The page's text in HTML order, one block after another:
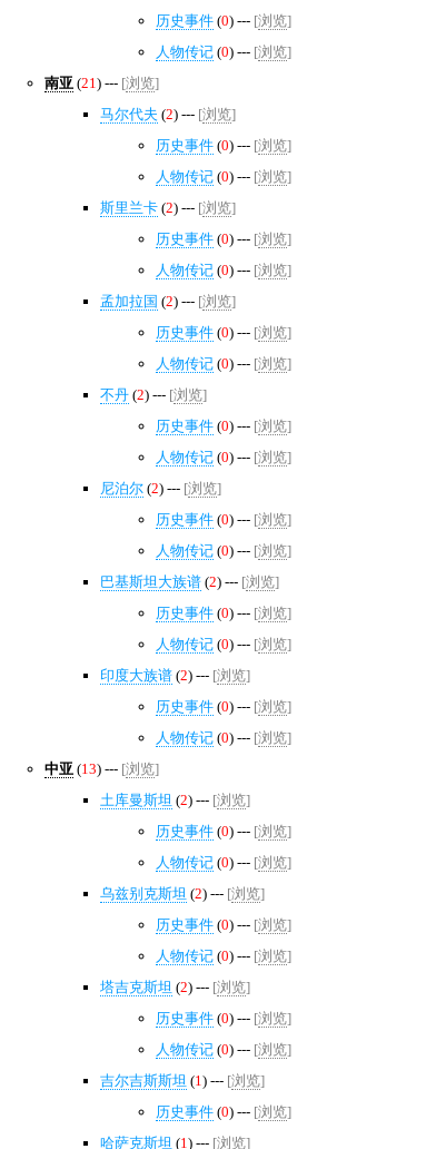
历史事件(0) --- [浏览]
人物传记(0) --- [浏览]
南亚 (21) --- [浏览]
马尔代夫 (2) --- [浏览]
历史事件(0) --- [浏览]
人物传记(0) --- [浏览]
斯里兰卡(2) --- [浏览]
历史事件(0) --- [浏览]
人物传记(0) --- [浏览]
孟加拉国 (2) --- [浏览]
历史事件(0) --- [浏览]
人物传记(0) --- [浏览]
不丹(2) --- [浏览]
历史事件(0) --- [浏览]
人物传记(0) --- [浏览]
尼泊尔(2) --- [浏览]
历史事件(0) --- [浏览]
人物传记(0) --- [浏览]
巴基斯坦大族谱(2) --- [浏览]
历史事件(0) --- [浏览]
人物传记(0) --- [浏览]
印度大族谱(2) --- [浏览]
历史事件(0) --- [浏览]
人物传记(0) --- [浏览]
中亚 (13) --- [浏览]
土库曼斯坦 (2) --- [浏览]
历史事件(0) --- [浏览]
人物传记(0) --- [浏览]
乌兹别克斯坦 (2) --- [浏览]
历史事件(0) --- [浏览]
人物传记(0) --- [浏览]
塔吉克斯坦 (2) --- [浏览]
历史事件(0) --- [浏览]
人物传记(0) --- [浏览]
吉尔吉斯斯坦 (1) --- [浏览]
历史事件(0) --- [浏览]
哈萨克斯坦 (1) --- [浏览]